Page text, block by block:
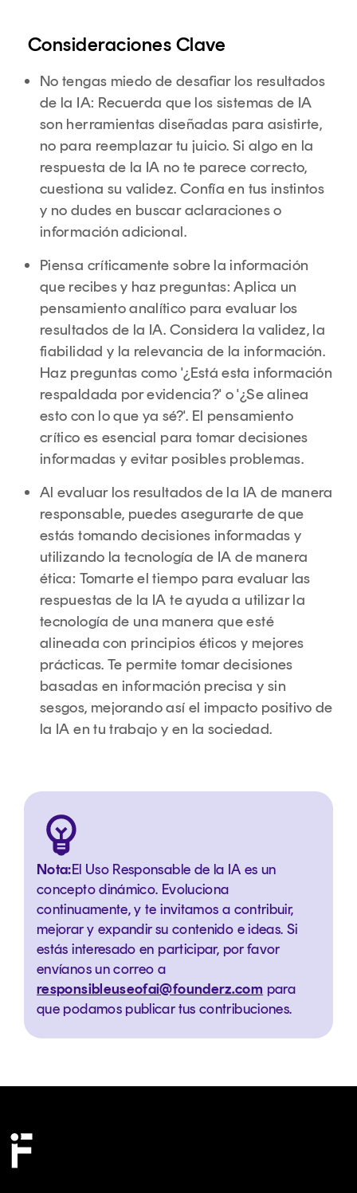
Consideraciones Clave
No tengas miedo de desafiar los resultados
de la IA: Recuerda que los sistemas de IA
son herramientas diseñadas para asistirte,
no para reemplazar tu juicio. Si algo en la
respuesta de la IA no te parece correcto,
cuestiona su validez. Confía en tus instintos
y no dudes en buscar aclaraciones o
información adicional.
Piensa críticamente sobre la información
que recibes y haz preguntas: Aplica un
pensamiento analítico para evaluar los
resultados de la IA. Considera la validez, la
fiabilidad y la relevancia de la información.
Haz preguntas como '¿Está esta información
respaldada por evidencia?' o '¿Se alinea
esto con lo que ya sé?'. El pensamiento
crítico es esencial para tomar decisiones
informadas y evitar posibles problemas.
Al evaluar los resultados de la IA de manera
responsable, puedes asegurarte de que
estás tomando decisiones informadas y
utilizando la tecnología de IA de manera
ética: Tomarte el tiempo para evaluar las
respuestas de la IA te ayuda a utilizar la
tecnología de una manera que esté
alineada con principios éticos y mejores
prácticas. Te permite tomar decisiones
basadas en información precisa y sin
sesgos, mejorando así el impacto positivo de
la IA en tu trabajo y en la sociedad.
Nota:El Uso Responsable de la IA es un
concepto dinámico. Evoluciona
continuamente, y te invitamos a contribuir,
mejorar y expandir su contenido e ideas. Si
estás interesado en participar, por favor
envíanos un correo a
responsibleuseofai@founderz.com para
que podamos publicar tus contribuciones.